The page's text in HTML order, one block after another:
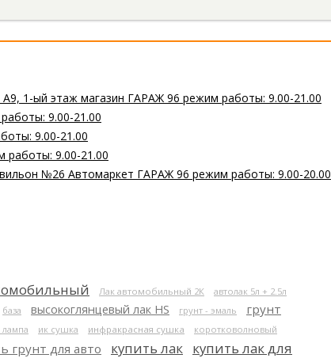
1-ый этаж магазин ГАРАЖ 96 режим работы: 9.00-21.00
9.00-21.00
9.00-21.00
работы: 9.00-21.00
№26 Автомаркет ГАРАЖ 96 режим работы: 9.00-20.00
Лак автомобильный 2К
автолак 5л + 2.5л
база высокоглянцевый лак HS грунт - эмаль
грунт
лампа ик сушка инфракрасная сушка
коротковолновый
грунт для авто купить лак купить лак для